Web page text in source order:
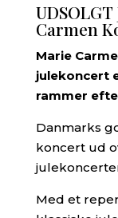
Carmen
Marie
julekoncert
rammer
Danmarks
koncert ud
Med et